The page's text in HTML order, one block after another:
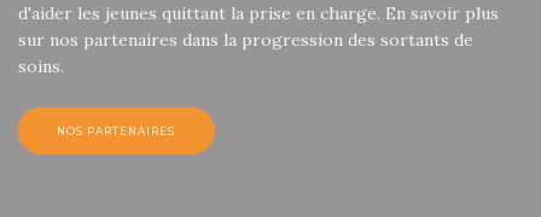
d'aider les jeunes quittant la prise en charge. En savoir plus
sur nos partenaires dans la progression des sortants de
soins.
NOS PARTENAIRES